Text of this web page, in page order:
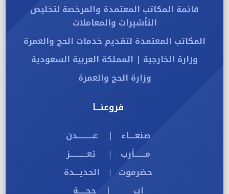
قائمة المكاتب المعتمدة والمرخصة لتخليص
التأشيرات والمعاملات
المكاتب المعتمدة لتقديم خدمات الحج والعمرة
وزارة الخارجية | المملكة العربية السعودية
وزارة الحج والعمرة
فروعنـــا
صنعــــاء | عــــــــــدن
مـــــــأرب | تعـــــــــــز
حضرموت | الحديـــدة